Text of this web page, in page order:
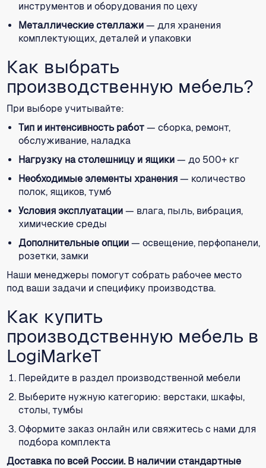
инструментов и оборудования по цеху
Металлические стеллажи— для хранения
комплектующих, деталей и упаковки
Как выбрать
производственную мебель?
При выборе учитывайте:
Тип и интенсивность работ— сборка, ремонт,
обслуживание, наладка
Нагрузку на столешницу и ящики— до 500+ кг
Необходимые элементы хранения— количество
полок, ящиков, тумб
Условия эксплуатации— влага, пыль, вибрация,
химические среды
Дополнительные опции— освещение, перфопанели,
розетки, замки
Наши менеджеры помогут собрать рабочее место
под ваши задачи и специфику производства.
Как купить
производственную мебель в
LogiMarkeT
Перейдите в раздел производственной мебели
Выберите нужную категорию: верстаки, шкафы,
столы, тумбы
Оформите заказ онлайн или свяжитесь с нами для
подбора комплекта
Доставка по всей России. В наличии стандартные